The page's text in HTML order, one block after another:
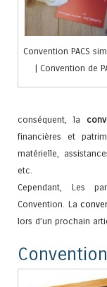
Convention PACS
| Convention de
conséquent, la
financières et
matérielle,
etc.
Cependant, Les
Convention. La
lors d’un prochain